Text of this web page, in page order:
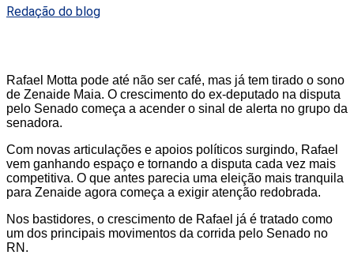
Redação do blog
Rafael Motta pode até não ser café, mas já tem tirado o sono
de Zenaide Maia. O crescimento do ex-deputado na disputa
pelo Senado começa a acender o sinal de alerta no grupo da
senadora.
Com novas articulações e apoios políticos surgindo, Rafael
vem ganhando espaço e tornando a disputa cada vez mais
competitiva. O que antes parecia uma eleição mais tranquila
para Zenaide agora começa a exigir atenção redobrada.
Nos bastidores, o crescimento de Rafael já é tratado como
um dos principais movimentos da corrida pelo Senado no
RN.